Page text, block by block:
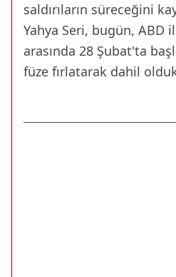
saldırıların süreceğini
Yahya Seri, bugün, ABD
arasında 28 Şubat'ta
füze fırlatarak dahil